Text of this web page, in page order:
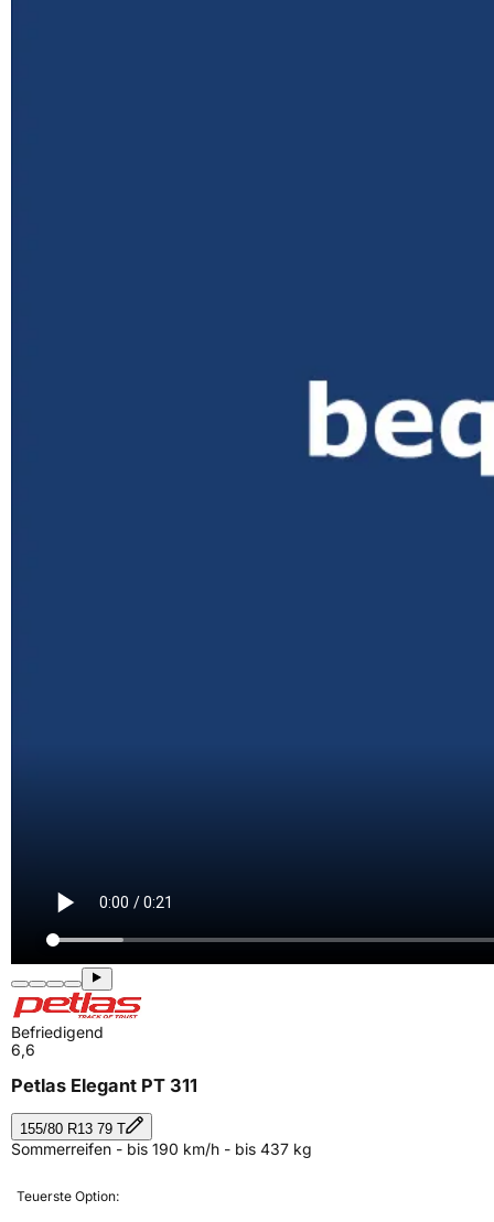
Befriedigend
6,6
Petlas Elegant PT 311
155/80 R13 79 T
Sommerreifen - bis 190 km/h - bis 437 kg
Teuerste Option: